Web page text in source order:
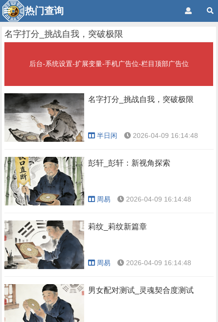
热门查询
名字打分_挑战自我，突破极限
后台-系统设置-扩展变量-手机广告位-栏目顶部广告位
名字打分_挑战自我，突破极限
半日闲 2026-04-09 16:14:48
彭轩_彭轩：新视角探索
周易 2026-04-09 16:14:48
莉纹_莉纹新篇章
周易 2026-04-09 16:14:48
男女配对测试_灵魂契合度测试